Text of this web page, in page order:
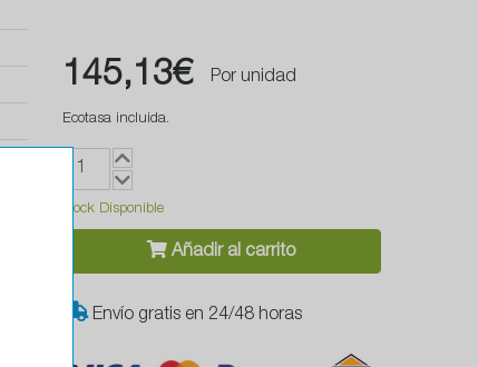
145,13€ Por unidad
Ecotasa incluida.
Stock Disponible
Añadir al carrito
Envío gratis en 24/48 horas